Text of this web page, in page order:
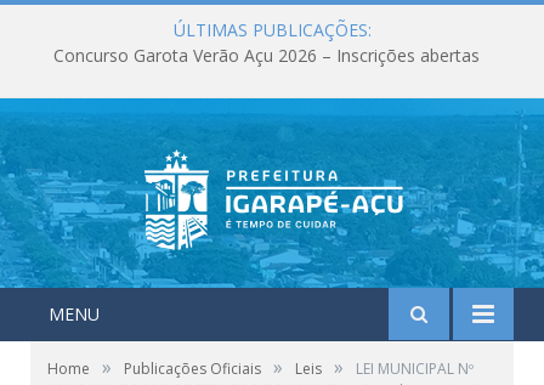
ÚLTIMAS PUBLICAÇÕES:
Concurso Garota Verão Açu 2026 – Inscrições abertas
MENU
Home » Publicações Oficiais » Leis »
LEI MUNICIPAL Nº